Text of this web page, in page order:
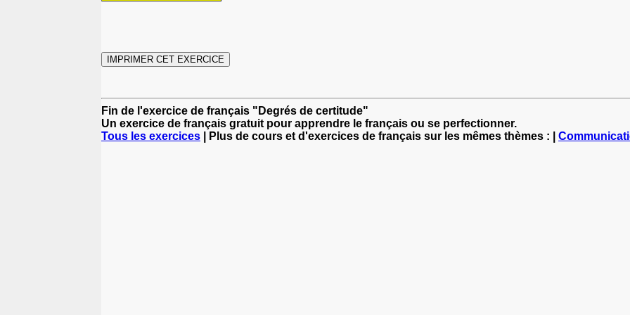
Fin de l'exercice de français "Degrés de certitude"
Un exercice de français gratuit pour apprendre le français ou se perfectionner.
Tous les exercices | Plus de cours et d'exercices de français sur les mêmes thèmes : |